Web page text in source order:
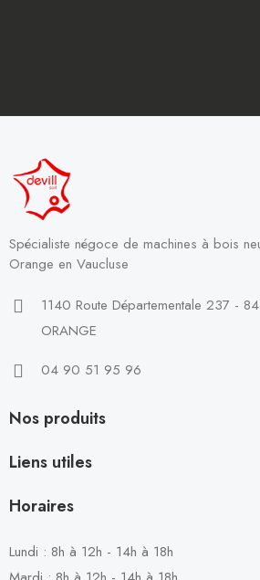
Spécialiste négoce de machines à bois
Orange en Vaucluse
1140 Route Départementale 237 -
ORANGE
04 90 51 95 96
Nos produits
Liens utiles
Horaires
Lundi : 8h à 12h - 14h à 18h